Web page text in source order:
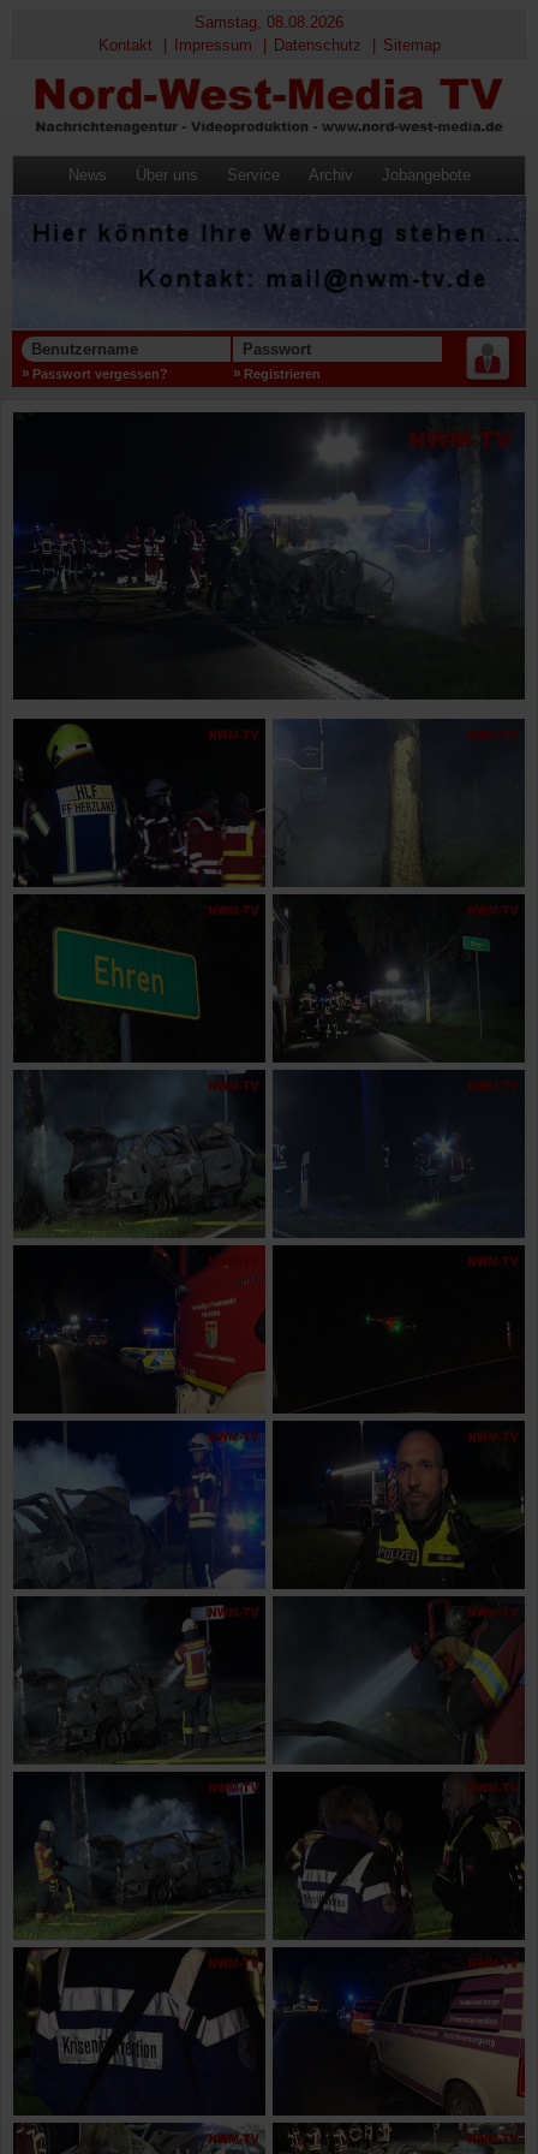
Samstag, 08.08.2026
Kontakt
Impressum Datenschutz Sitemap
News Über uns Service Archiv Jobangebote
Benutzername Passwort
Passwort vergessen? Registrieren